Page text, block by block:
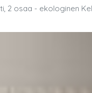
2 osaa - ekologinen